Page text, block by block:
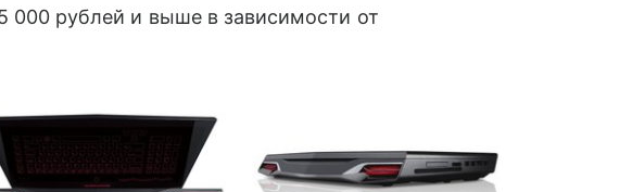
000 рублей и выше в зависимости от